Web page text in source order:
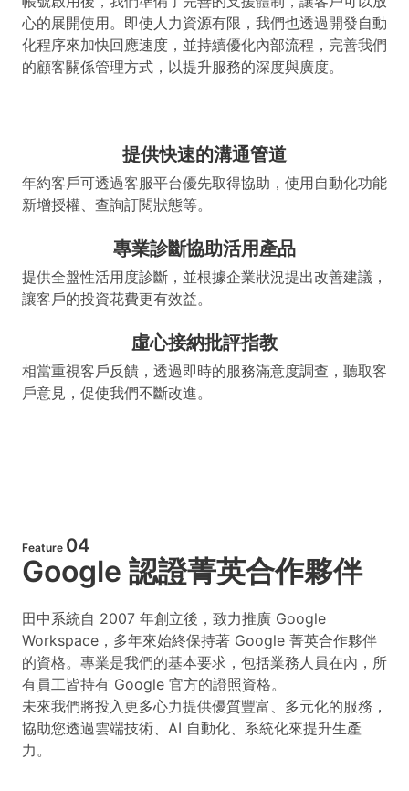
心的展開使用。即使人力資源有限，我們也透過開發自動
化程序來加快回應速度，並持續優化內部流程，完善我們
的顧客關係管理方式，以提升服務的深度與廣度。
提供快速的溝通管道
年約客戶可透過客服平台優先取得協助，使用自動化功能
新增授權、查詢訂閱狀態等。
專業診斷協助活用產品
提供全盤性活用度診斷，並根據企業狀況提出改善建議，
讓客戶的投資花費更有效益。
虛心接納批評指教
相當重視客戶反饋，透過即時的服務滿意度調查，聽取客
戶意見，促使我們不斷改進。
Feature 04
Google 認證菁英合作夥伴
田中系統自 2007 年創立後，致力推廣 Google
Workspace，多年來始終保持著 Google 菁英合作夥伴
的資格。專業是我們的基本要求，包括業務人員在內，所
有員工皆持有 Google 官方的證照資格。
未來我們將投入更多心力提供優質豐富、多元化的服務，
協助您透過雲端技術、AI 自動化、系統化來提升生產
力。